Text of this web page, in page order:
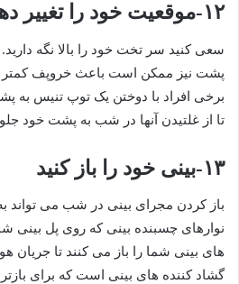
۱۲-موقعیت خود را تغییر دهید
سعی کنید سر تخت خود را بالا نگه
پشت نیز ممکن است باعث خروپف کمتر
برخی افراد با دوختن یک توپ تنیس به
تا از غلتیدن آنها در شب به پشت خود
۱۳-بینی خود را باز کنید
باز کردن مجرای بینی در شب می
نوارهای چسبنده بینی که روی پل بینی
های بینی شما را باز می کنند تا جریان هوا
گشاد کننده های بینی است که برای بازتر